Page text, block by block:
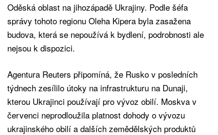
Oděská oblast na jihozápadě Ukrajiny. Podle šéfa
správy tohoto regionu Oleha Kipera byla zasažena
budova, která se nepoužívá k bydlení, podrobnosti ale
nejsou k dispozici.
Agentura Reuters připomíná, že Rusko v posledních
týdnech zesílilo útoky na infrastrukturu na Dunaji,
kterou Ukrajinci používají pro vývoz obilí. Moskva v
červenci neprodloužila platnost dohody o vývozu
ukrajinského obilí a dalších zemědělských produktů